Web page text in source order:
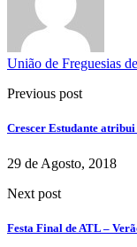
União de Freguesias
Previous post
Crescer Estudante atribui
29 de Agosto, 2018
Next post
Festa Final de ATL –